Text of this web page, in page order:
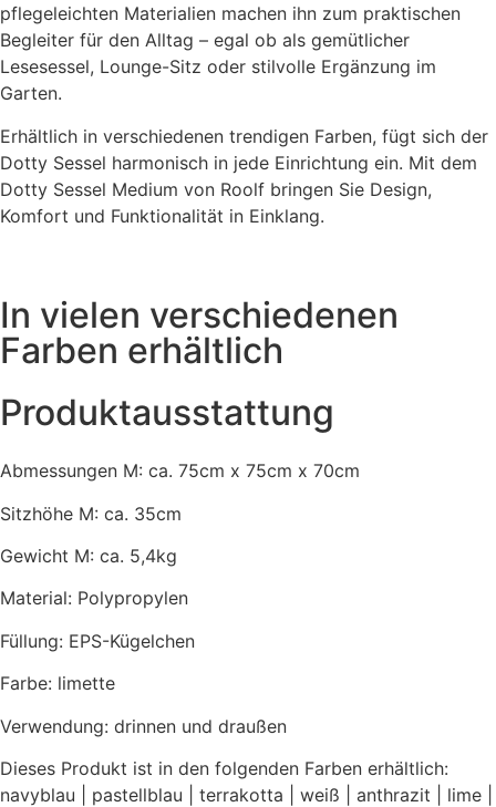
pflegeleichten Materialien machen ihn zum praktischen
Begleiter für den Alltag – egal ob als gemütlicher
Lesesessel, Lounge-Sitz oder stilvolle Ergänzung im
Garten.
Erhältlich in verschiedenen trendigen Farben, fügt sich der
Dotty Sessel harmonisch in jede Einrichtung ein. Mit dem
Dotty Sessel Medium von Roolf bringen Sie Design,
Komfort und Funktionalität in Einklang.
In vielen verschiedenen
Farben erhältlich
Produktausstattung
Abmessungen M: ca. 75cm x 75cm x 70cm
Sitzhöhe M: ca. 35cm
Gewicht M: ca. 5,4kg
Material: Polypropylen
Füllung: EPS-Kügelchen
Farbe: limette
Verwendung: drinnen und draußen
Dieses Produkt ist in den folgenden Farben erhältlich:
navyblau | pastellblau | terrakotta | weiß | anthrazit | lime |